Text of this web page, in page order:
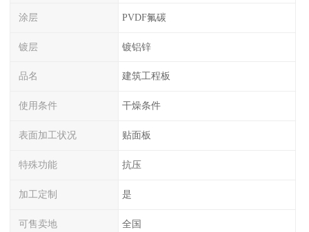
涂层 PVDF氟碳
镀层 镀铝锌
品名 建筑工程板
使用条件 干燥条件
表面加工状况 贴面板
特殊功能 抗压
加工定制 是
可售卖地 全国